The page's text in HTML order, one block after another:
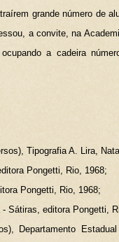
grande número de
a convite, na
a cadeira
Tipografia A. Lira,
Pongetti, Rio, 1968;
Pongetti, Rio, 1968;
- Sátiras, editora Pongetti,
Departamento